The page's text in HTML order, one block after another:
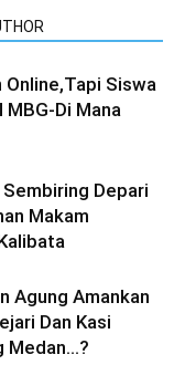
Online,Tapi Siswa
Di Mana
Depari
Makam
Agung Amankan
Dan Kasi
Medan…?